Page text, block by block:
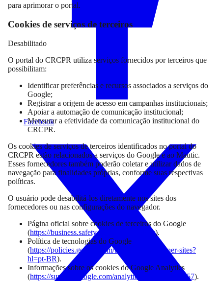
Facebook
para aprimorar o portal.
Cookies de serviços de terceiros
Desabilitado
O portal do CRCPR utiliza serviços fornecidos por terceiros que
possibilitam:
Identificar preferências e recursos associados a serviços do
Google;
Registrar a origem de acesso em campanhas institucionais;
Apoiar a automação de comunicação institucional;
Mensurar a efetividade da comunicação institucional do
CRCPR.
Os cookies de serviços de terceiros identificados no portal do
CRCPR estão relacionados a serviços do Google e ao Mautic.
Esses fornecedores também poderão coletar e utilizar dados de
navegação para finalidades próprias, conforme suas respectivas
políticas.
O usuário pode desabilitá-los diretamente nos sites dos
fornecedores ou nas configurações do navegador.
Página oficial sobre cookies de terceiros do Google
(https://business.safety.google/adscookies).
Política de tecnologias do Google
(https://policies.google.com/technologies/partner-sites?
hl=pt-BR).
Informações sobre os cookies do Google Analytics
(https://support.google.com/analytics/answer/2799357).